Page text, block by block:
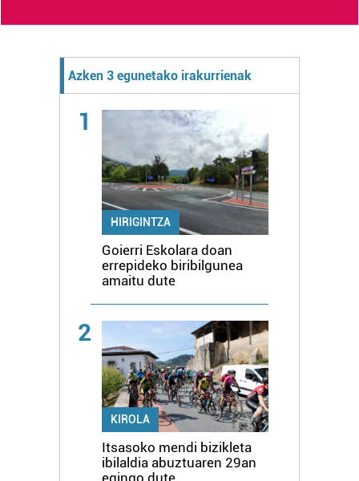
Azken 3 egunetako irakurrienak
1
HIRIGINTZA
Goierri Eskolara doan
errepideko biribilgunea
amaitu dute
2
KIROLA
Itsasoko mendi bizikleta
ibilaldia abuztuaren 29an
egingo dute